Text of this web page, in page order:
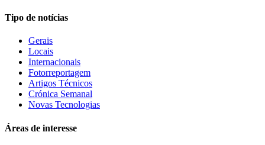
Tipo de notícias
Gerais
Locais
Internacionais
Fotorreportagem
Artigos Técnicos
Crónica Semanal
Novas Tecnologias
Áreas de interesse